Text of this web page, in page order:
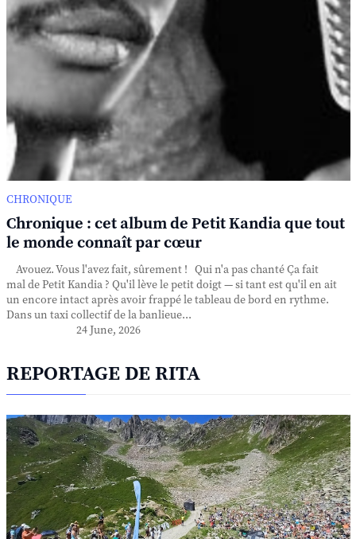
CHRONIQUE
Chronique : cet album de Petit Kandia que tout
le monde connaît par cœur
Avouez. Vous l'avez fait, sûrement ! Qui n'a pas chanté Ça fait
mal de Petit Kandia ? Qu'il lève le petit doigt — si tant est qu'il en ait
un encore intact après avoir frappé le tableau de bord en rythme.
Dans un taxi collectif de la banlieue...
24 June, 2026
REPORTAGE DE RITA